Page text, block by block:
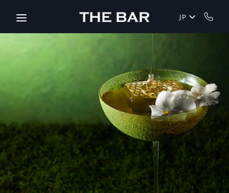
Skip to main content
JP